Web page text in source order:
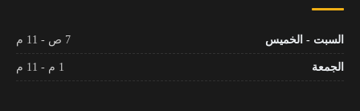
السبت - الخميس 7 ص - 11 م
الجمعة 1 م - 11 م